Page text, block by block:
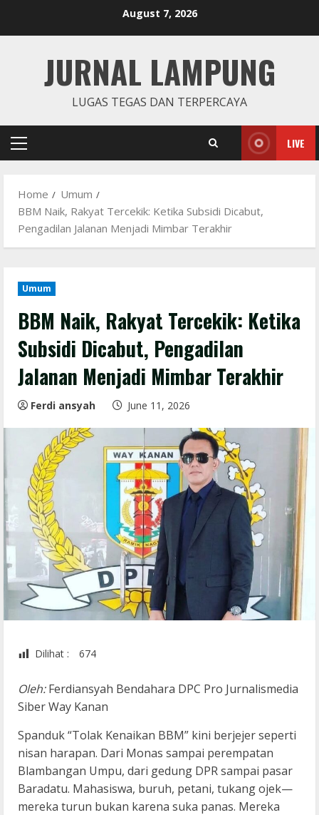
August 7, 2026
JURNAL LAMPUNG
LUGAS TEGAS DAN TERPERCAYA
Primary
LIVE
Home
Umum
BBM Naik, Rakyat Tercekik: Ketika Subsidi Dicabut,
Pengadilan Jalanan Menjadi Mimbar Terakhir
Umum
BBM Naik, Rakyat Tercekik: Ketika
Subsidi Dicabut, Pengadilan
Jalanan Menjadi Mimbar Terakhir
Ferdi ansyah June 11, 2026
Dilihat : 674
Oleh:Ferdiansyah Bendahara DPC Pro Jurnalismedia
Siber Way Kanan
Spanduk “Tolak Kenaikan BBM” kini berjejer seperti
nisan harapan. Dari Monas sampai perempatan
Blambangan Umpu, dari gedung DPR sampai pasar
Baradatu. Mahasiswa, buruh, petani, tukang ojek—
mereka turun bukan karena suka panas. Mereka